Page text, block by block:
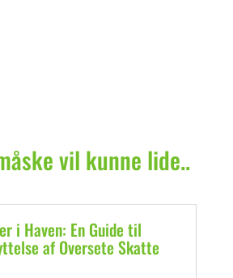
vil kunne lide..
i Haven: En Guide til
af Oversete Skatte